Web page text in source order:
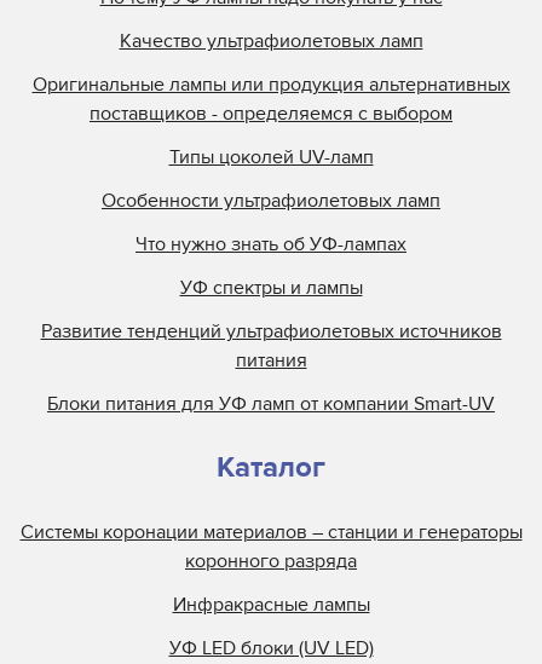
Качество ультрафиолетовых ламп
Оригинальные лампы или продукция альтернативных
поставщиков - определяемся с выбором
Типы цоколей UV-ламп
Особенности ультрафиолетовых ламп
Что нужно знать об УФ-лампах
УФ спектры и лампы
Развитие тенденций ультрафиолетовых источников
питания
Блоки питания для УФ ламп от компании Smart-UV
Каталог
Системы коронации материалов – станции и генераторы
коронного разряда
Инфракрасные лампы
УФ LED блоки (UV LED)